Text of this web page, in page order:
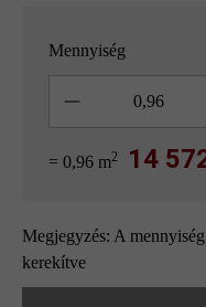
Mennyiség
= 0,96 m2 14
Megjegyzés: A
kerekítve